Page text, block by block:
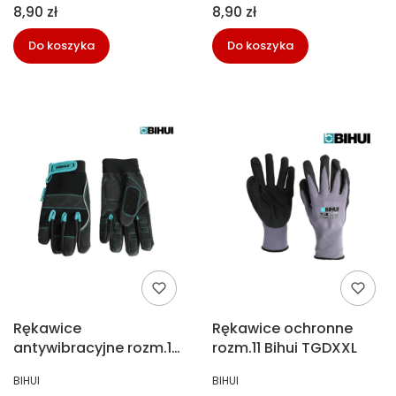
Cena
8,90 zł
Do koszyka
Cena
8,90 zł
Do koszyka
Rękawice
antywibracyjne rozm.10
PRODUCENT
BIHUI
Rękawice ochronne
rozm.11 Bihui TGDXXL
PRODUCENT
BIHUI